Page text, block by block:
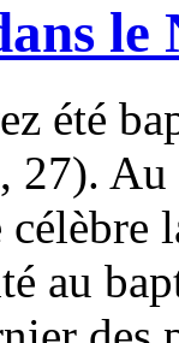
le
été
au